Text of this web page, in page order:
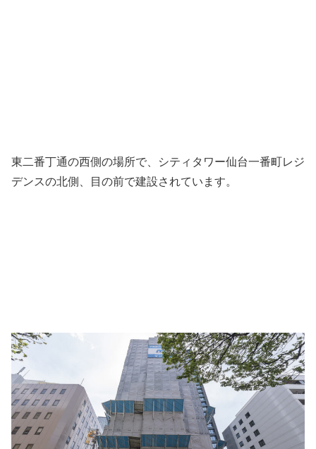
東二番丁通の西側の場所で、シティタワー仙台一番町レジ
デンスの北側、目の前で建設されています。